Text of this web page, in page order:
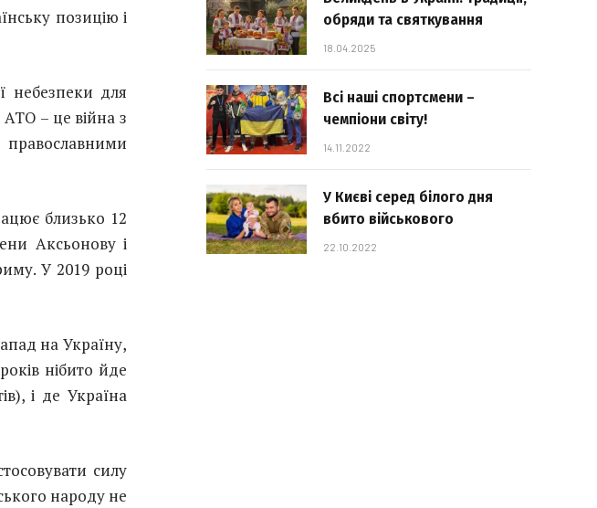
позицію і
небезпеки для
АТО – це війна з
близько 12
Аксьонову і
У 2019 році
на Україну,
нібито йде
і де Україна
силу
народу не
обряди та святкування
18.04.2025
Всі наші спортсмени –
чемпіони світу!
14.11.2022
У Києві серед білого дня
вбито військового
22.10.2022